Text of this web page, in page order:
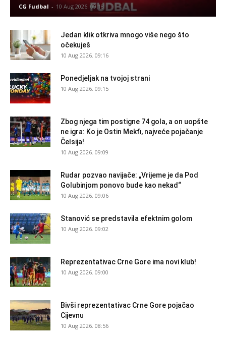
CG Fudbal - 10 Aug 2026. 09:18
Jedan klik otkriva mnogo više nego što
očekuješ
10 Aug 2026. 09:16
Ponedjeljak na tvojoj strani
10 Aug 2026. 09:15
Zbog njega tim postigne 74 gola, a on uopšte
ne igra: Ko je Ostin Mekfi, najveće pojačanje
Čelsija!
10 Aug 2026. 09:09
Rudar pozvao navijače: „Vrijeme je da Pod
Golubinjom ponovo bude kao nekad“
10 Aug 2026. 09:06
Stanović se predstavila efektnim golom
10 Aug 2026. 09:02
Reprezentativac Crne Gore ima novi klub!
10 Aug 2026. 09:00
Bivši reprezentativac Crne Gore pojačao
Cijevnu
10 Aug 2026. 08:56